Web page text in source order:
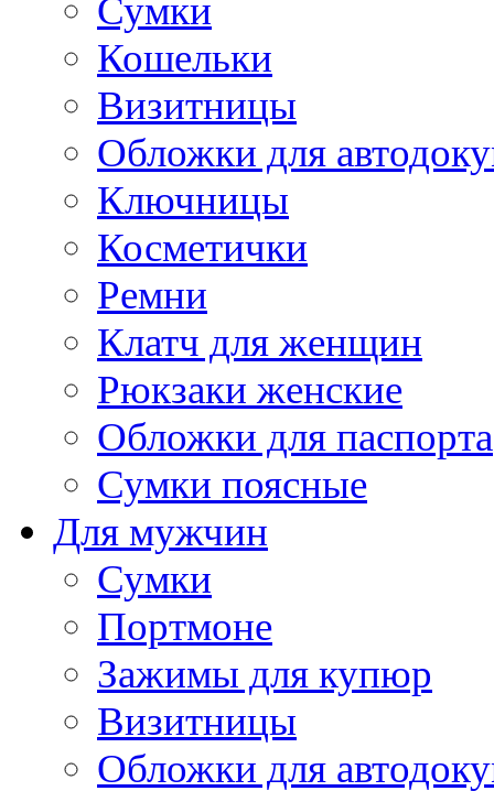
Сумки
Кошельки
Визитницы
Обложки для
Ключницы
Косметички
Ремни
Клатч для женщин
Рюкзаки женские
Обложки для паспорта
Сумки поясные
Для мужчин
Сумки
Портмоне
Зажимы для купюр
Визитницы
Обложки для